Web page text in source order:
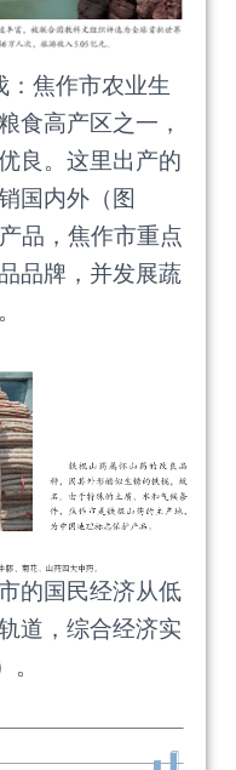
：焦作市农业生
食高产区之一，
良。这里出产的
国内外（图
品，焦作市重点
品牌，并发展蔬
的国民经济从低
道，综合经济实